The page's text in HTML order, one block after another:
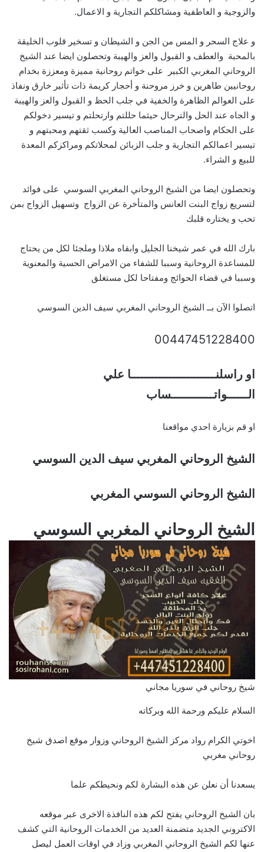
والزوجية و العاطفية ومشاكلكم التجارية و الاعمال.
و علاج السحر و المس من الجن و الشيطان و تسخير قلوب الخليقة
بالمحبة والعطف و القبول والعز والهيبة وتحصلون ايضا عند الشيخ
الروحاني المغربي الكبير على خواتم روحانية مميزة ومعززة بخدام
روحانيين طاهرين و خرز مروحنة و أحجار كريمة ذات تأثير خارق ونفاذ
على العوالم الظاهرة والخفية في جلب الحظ و القبول والعز والهيبة
و الجاه عند الحل والترحال حيثما حللتم وارتحلتم و تيسير دخولكم
على الحكام واصحاب المناصب العالية وكسب ثقتهم ومحبتهم و
تيسير اعمالكم التجارية و جلب الزبائن لمحلاتكم ومراكزكم المعدة
للبيع و الشراء.
وتحصلون ايضا من الشيخ الروحاني المغربي السوسي على فوائد
لتسريع زواج البنت العانس والمتأخرة عن الزواج وتسهيل الزواج بمن
تحب و يختاره قلبك
بارك الله في عمر شيخنا الجليل وابقاه ملاذا وملجئا لكل من يحتاج
للمساعدة الروحانية وسببا للشفاء من الامراض الحسية والمعنوية
وسببا في قضاء الحوائج ومفتاحا لكل مستغلق
اتصلوا الآن بــ الشيخ الروحاني المغربي سيف الدين السوسي
00447451228400
او راسلنــــــــــــــــــــــــا علي
الــــــواتــــــــــــساب
او قم بزيارة احدي مواقعنا
الشيخ الروحاني المغربي سيف الدين السوسي
الشيخ الروحاني السوسي المغربي
الشيخ الروحاني المغربي السوسي
شيخ روحاني في سوريا مجاني
السلام عليكم ورحمة الله وبركاته
اخوتي الكرام رواد مركز الشيخ الروحاني وزوار موقع اصدق شيخ
روحاني مغربي
يسعدنا أن نعلن عن هذه البشارة لكم ونحيطكم علما
بان الشيخ الروحاني يفتح لكم هذه النافذة الاخرى عبر موقعه
الاكتروني الجديد متضمنة العديد من الخدمات الروحانية التي كشف
عنها لكم الشيخ الروحاني المغربي وزاد في اوقات العمل ليصل